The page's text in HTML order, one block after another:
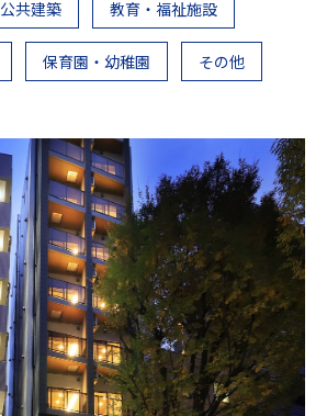
公共建築 教育・福祉施設
保育園・幼稚園 その他